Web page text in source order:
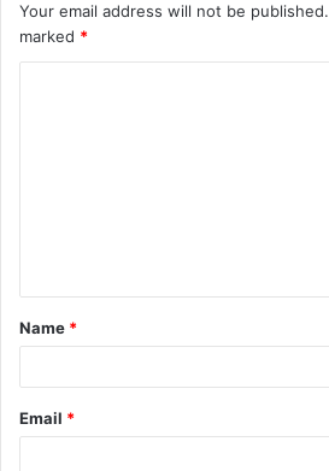
Your email address will not be published.
marked *
t
*
Name *
Email *